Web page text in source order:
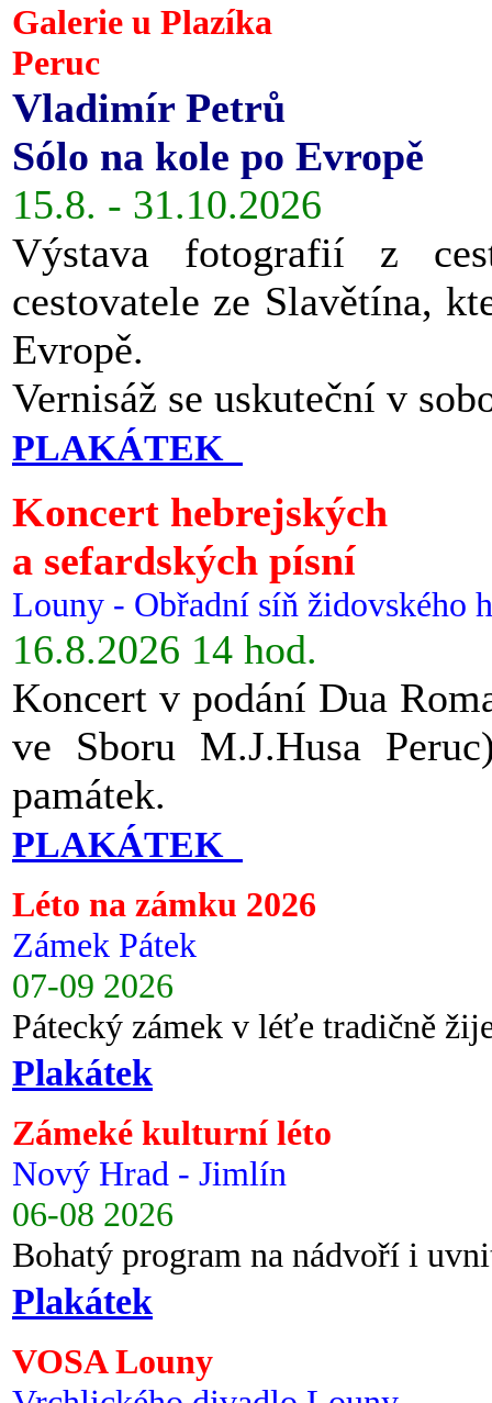
Galerie u Plazíka
Peruc
Vladimír Petrů
Sólo na kole po Evropě
15.8. - 31.10.2026
Výstava fotografií z
cestovatele ze Slavětína,
Evropě.
Vernisáž se uskuteční v
PLAKÁTEK
Koncert hebrejských
a sefardských písní
Louny - Obřadní síň židovského
16.8.2026 14 hod.
Koncert v podání Dua
ve Sboru M.J.Husa
památek.
PLAKÁTEK
Léto na zámku 2026
Zámek Pátek
07-09 2026
Pátecký zámek v léťe tradičně
Plakátek
Zámeké kulturní léto
Nový Hrad - Jimlín
06-08 2026
Bohatý program na nádvoří i
Plakátek
VOSA Louny